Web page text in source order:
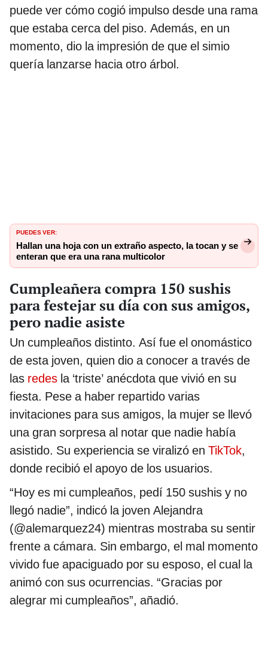
puede ver cómo cogió impulso desde una rama
que estaba cerca del piso. Además, en un
momento, dio la impresión de que el simio
quería lanzarse hacia otro árbol.
PUEDES VER:
Hallan una hoja con un extraño aspecto, la tocan y se
enteran que era una rana multicolor
Cumpleañera compra 150 sushis
para festejar su día con sus amigos,
pero nadie asiste
Un cumpleaños distinto. Así fue el onomástico
de esta joven, quien dio a conocer a través de
las redes la ‘triste’ anécdota que vivió en su
fiesta. Pese a haber repartido varias
invitaciones para sus amigos, la mujer se llevó
una gran sorpresa al notar que nadie había
asistido. Su experiencia se viralizó en TikTok,
donde recibió el apoyo de los usuarios.
“Hoy es mi cumpleaños, pedí 150 sushis y no
llegó nadie”, indicó la joven Alejandra
(@alemarquez24) mientras mostraba su sentir
frente a cámara. Sin embargo, el mal momento
vivido fue apaciguado por su esposo, el cual la
animó con sus ocurrencias. “Gracias por
alegrar mi cumpleaños”, añadió.